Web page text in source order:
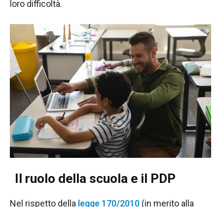
loro difficoltà.
Il ruolo della scuola e il PDP
Nel rispetto della legge 170/2010 (in merito alla